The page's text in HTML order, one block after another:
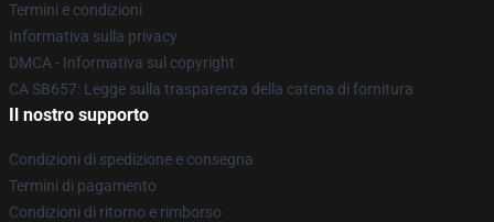
Termini e condizioni
Informativa sulla privacy
DMCA - Informativa sul copyright
CA SB657: Legge sulla trasparenza della catena di fornitura
Il nostro supporto
Condizioni di spedizione e consegna
Termini di pagamento
Condizioni di ritorno e rimborso